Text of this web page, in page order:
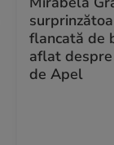
flancată de
aflat
de Apel